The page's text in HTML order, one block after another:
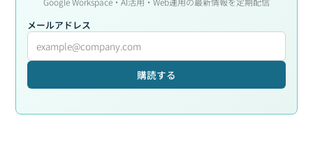
メールアドレス
購読する